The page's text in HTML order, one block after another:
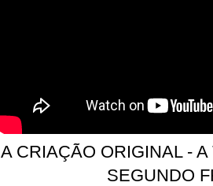
A CRIAÇÃO ORIGINAL -
SEGUNDO